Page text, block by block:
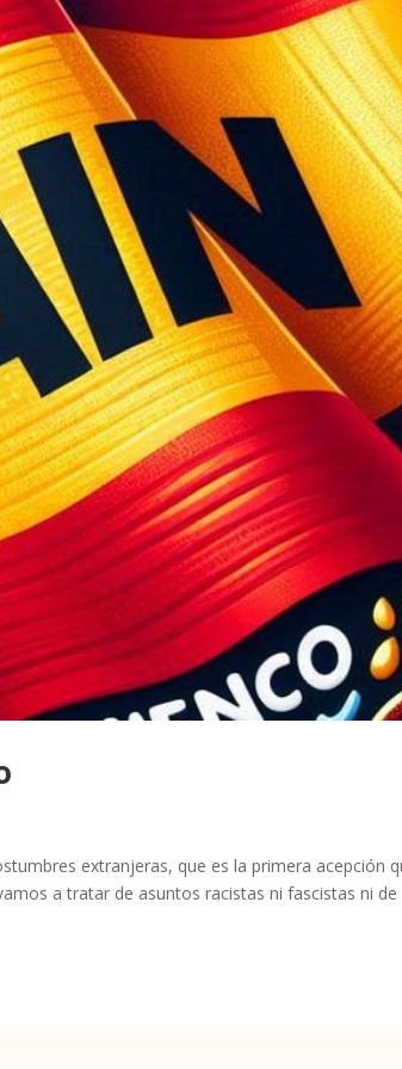
extranjeras, que es la primera acepción
a tratar de asuntos racistas ni fascistas ni de